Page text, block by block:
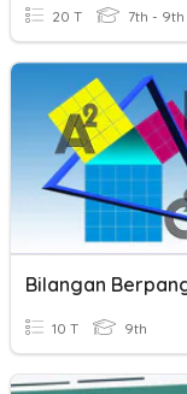
20 T 7th - 9th
Bilangan
10 T 9th